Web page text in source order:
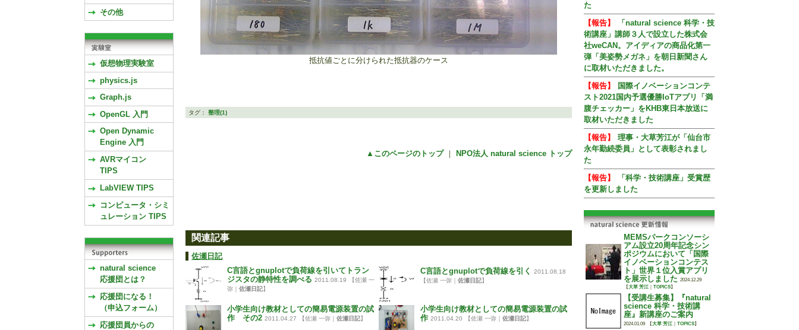
抵抗値ごとに分けられた抵抗器のケース
タグ： 整理(1)
▲このページのトップ｜ NPO法人 natural science トップ
関連記事
佐瀬日記
C言語とgnuplotで負荷線を引いてトラン
ジスタの静特性を調べる 2011.08.19
【佐瀬 一
弥｜ 佐瀬日記】
C言語とgnuplotで負荷線を引く
2011.08.18
【佐瀬 一弥｜ 佐瀬日記】
小学生向け教材としての簡易電源装置の試
作 その2 2011.04.27 【佐瀬 一弥｜ 佐瀬日記】
小学生向け教材としての簡易電源装置の試
作 2011.04.20 【佐瀬 一弥｜ 佐瀬日記】
その他
仮想物理実験室
physics.js
Graph.js
OpenGL 入門
Open Dynamic
Engine 入門
AVRマイコン
TIPS
LabVIEW TIPS
コンピュータ・シミ
ュレーション TIPS
natural science
応援団とは？
応援団になる！
（申込フォーム）
応援団員からの
た
【報告】
「natural science 科学・技
術講座」講師３人で設立した株式会
社weCAN。アイディアの商品化第一
弾「美姿勢メガネ」を朝日新聞さん
に取材いただきました。
【報告】
国際イノベーションコンテ
スト2021国内予選優勝IoTアプリ「満
腹チェッカー」をKHB東日本放送に
取材いただきました
【報告】
理事・大草芳江が「仙台市
永年勤続委員」として表彰されまし
た
【報告】
「科学・技術講座」受賞歴
を更新しました
MEMSパークコンソーシ
アム設立20周年記念シン
ポジウムにおいて「国際
イノベーションコンテス
ト」世界１位入賞アプリ
を展示しました 2024.12.29
【大草 芳江 TOPICS】
【受講生募集】『natural
science 科学・技術講
座』新講座のご案内
2024.01.09 【大草 芳江 TOPICS】